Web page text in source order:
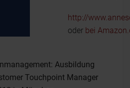
http://
oder bei
Ausbildung
Touchpoint Manager